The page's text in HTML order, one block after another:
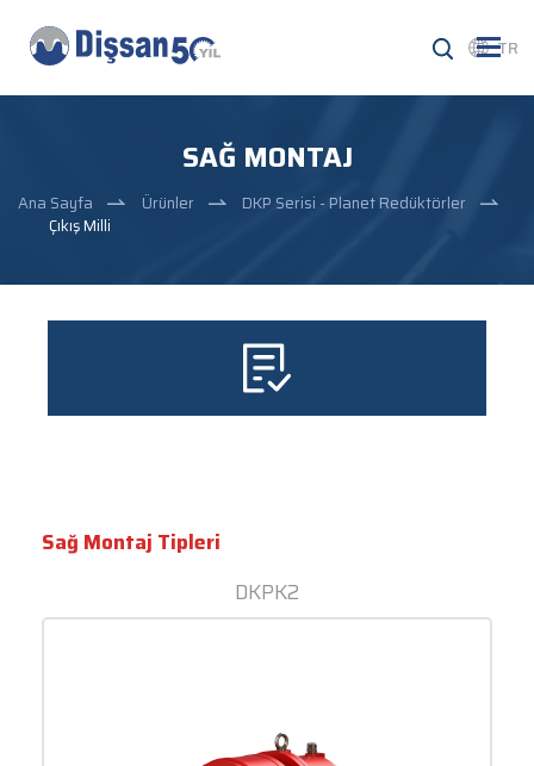
TR
SAĞ MONTAJ
Ana Sayfa Ürünler
DKP Serisi - Planet Redüktörler
Çıkış Milli
Sağ Montaj Tipleri
DKPK2